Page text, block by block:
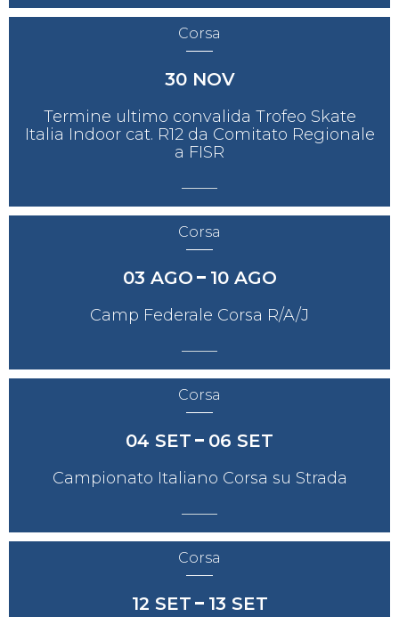
Corsa
30 NOV
Termine ultimo convalida Trofeo Skate
Italia Indoor cat. R12 da Comitato Regionale
a FISR
Corsa
03 AGO 10 AGO
Camp Federale Corsa R/A/J
Corsa
04 SET 06 SET
Campionato Italiano Corsa su Strada
Corsa
12 SET 13 SET